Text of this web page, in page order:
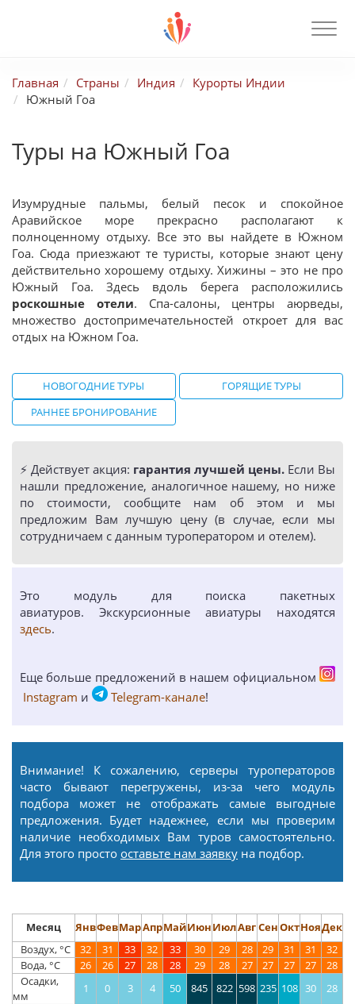
Главная Страны Индия
Курорты Индии
Южный Гоа
Туры на Южный Гоа
Изумрудные пальмы, белый песок и спокойное
Аравийское море прекрасно располагают к
полноценному отдыху. Все это вы найдете в Южном
Гоа. Сюда приезжают те туристы, которые знают цену
действительно хорошему отдыху. Хижины – это не про
Южный Гоа. Здесь вдоль берега расположились
роскошные отели. Спа-салоны, центры аюрведы,
множество достопримечательностей откроет для вас
отдых на Южном Гоа.
НОВОГОДНИЕ ТУРЫ
ГОРЯЩИЕ ТУРЫ
РАННЕЕ БРОНИРОВАНИЕ
⚡️ Действует акция: гарантия лучшей цены. Если Вы
нашли предложение, аналогичное нашему, но ниже
по стоимости, сообщите нам об этом и мы
предложим Вам лучшую цену (в случае, если мы
сотрудничаем с данным туроператором и отелем).
Это модуль для поиска пакетных
авиатуров. Экскурсионные авиатуры находятся
здесь.
Еще больше предложений в нашем официальном
Instagram и Telegram-канале!
Внимание! К сожалению, серверы туроператоров
часто бывают перегружены, из-за чего модуль
подбора может не отображать самые выгодные
предложения. Будет надежнее, если мы проверим
наличие необходимых Вам туров самостоятельно.
Для этого просто оставьте нам заявку на подбор.
Месяц ЯнвФевМарАпрМайИюнИюлАвгСенОктНояДек
Воздух, °С
32 31 33 32 33 30 29 28 29 31 31
32
Вода, °С
26 26 27 28 28 29 28 27 27 27 27
28
Осадки,
мм
1 0 3 4 50 845 822 598 235 108 30 28